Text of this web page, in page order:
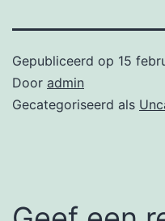
Gepubliceerd op 15
Door admin
Gecategoriseerd als